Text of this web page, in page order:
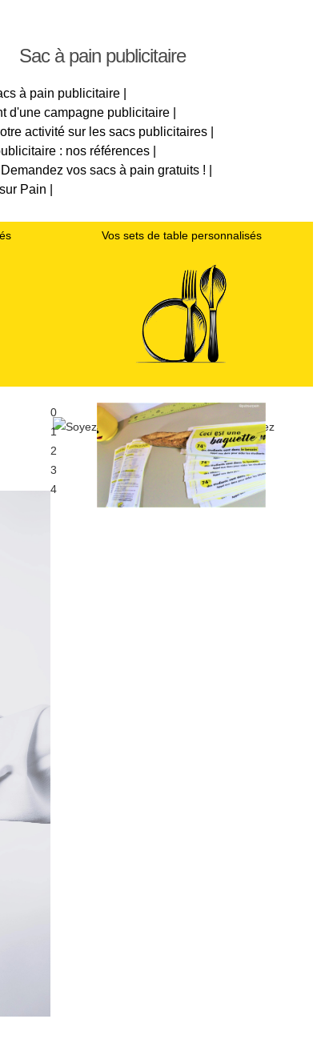
Sac à pain publicitaire
à pain publicitaire |
d'une campagne publicitaire |
activité sur les sacs publicitaires |
: nos références |
vos sacs à pain gratuits ! |
Pain |
Vos sets de table personnalisés
0
1
2
3
4